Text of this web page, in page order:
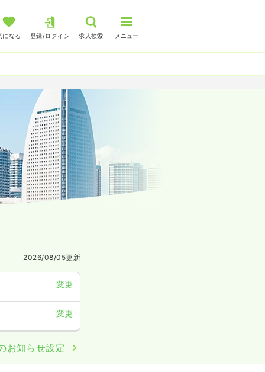
になる 登録/ログイン 求人検索 メニュー
2026/08/05更新
変更
変更
お知らせ設定